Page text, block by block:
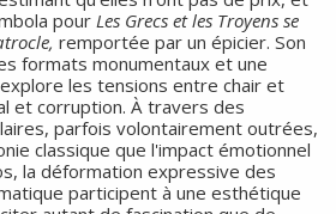
pour Les Grecs et les Troyens se
remportée par un épicier. Son
formats monumentaux et une
les tensions entre chair et
et corruption. À travers des
parfois volontairement outrées,
classique que l'impact émotionnel
la déformation expressive des
participent à une esthétique